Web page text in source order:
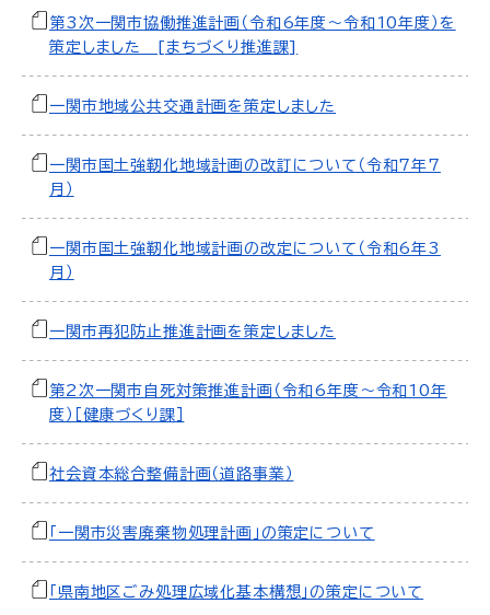
第3次一関市協働推進計画（令和6年度～令和10年度）を
策定しました [まちづくり推進課]
一関市地域公共交通計画を策定しました
一関市国土強靭化地域計画の改訂について（令和7年7
月）
一関市国土強靭化地域計画の改定について（令和6年3
月）
一関市再犯防止推進計画を策定しました
第2次一関市自死対策推進計画（令和6年度～令和10年
度）［健康づくり課］
社会資本総合整備計画（道路事業）
「一関市災害廃棄物処理計画」の策定について
「県南地区ごみ処理広域化基本構想」の策定について